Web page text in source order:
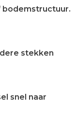
bodemstructuur.
stekken
snel naar